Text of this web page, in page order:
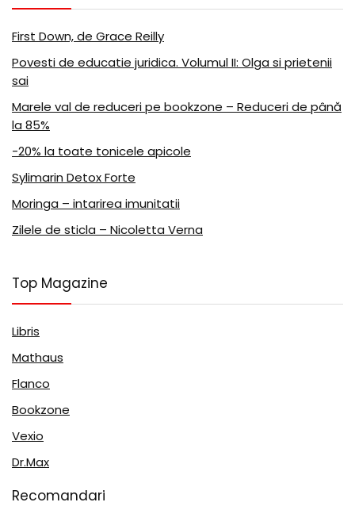
First Down, de Grace Reilly
Povesti de educatie juridica. Volumul II: Olga si prietenii
sai
Marele val de reduceri pe bookzone – Reduceri de până
la 85%
-20% la toate tonicele apicole
Sylimarin Detox Forte
Moringa – intarirea imunitatii
Zilele de sticla – Nicoletta Verna
Top Magazine
Libris
Mathaus
Flanco
Bookzone
Vexio
Dr.Max
Recomandari